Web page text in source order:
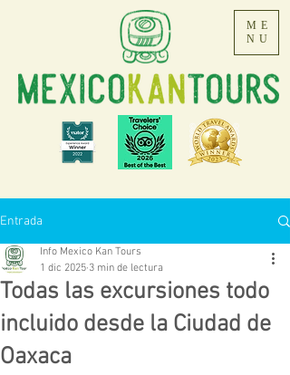
ME
NU
Entrada
Todas las excursiones todo
incluido desde la Ciudad de
Oaxaca
Info Mexico Kan Tours
1 dic 2025 3 min de lectura